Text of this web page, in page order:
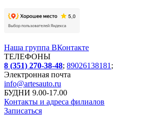
Наша группа ВКонтакте
ТЕЛЕФОНЫ
8 (351) 270-38-48; 89026138181 ;
Электронная почта
info@artesauto.ru
БУДНИ 9.00-17.00
Контакты и адреса филиалов
Записаться